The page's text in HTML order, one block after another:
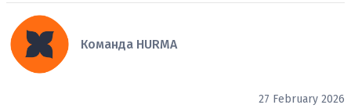
Команда HURMA
27 February 2026